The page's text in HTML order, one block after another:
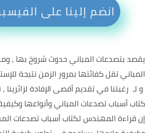
انضم إلينا على
يقصد بتصدعات المباني حدوث شروخ بها ,
المباني تقل كفائتها بمرور الزمن نتيجة
و لـ رغبتنا في تقديم أقصى الإفادة
كتاب أسباب تصدعات المباني وأنواعها
إن قراءة المهندس لكتاب أسباب تصدعات